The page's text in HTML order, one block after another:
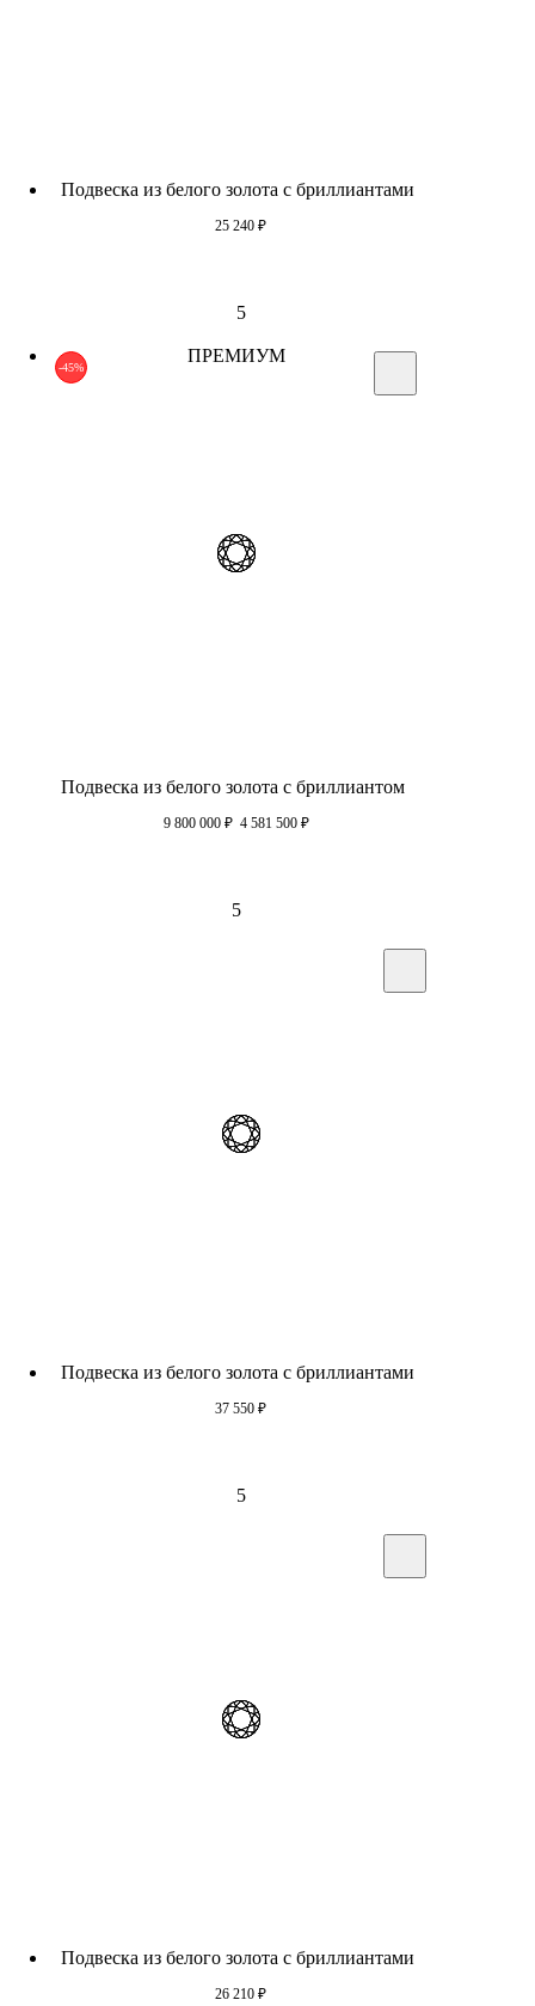
Подвеска из белого золота с бриллиантами
25 240 ₽
5
-45%
ПРЕМИУМ
Подвеска из белого золота с бриллиантом
9 800 000 ₽ 4 581 500 ₽
5
Подвеска из белого золота c бриллиантами
37 550 ₽
5
Подвеска из белого золота c бриллиантами
26 210 ₽